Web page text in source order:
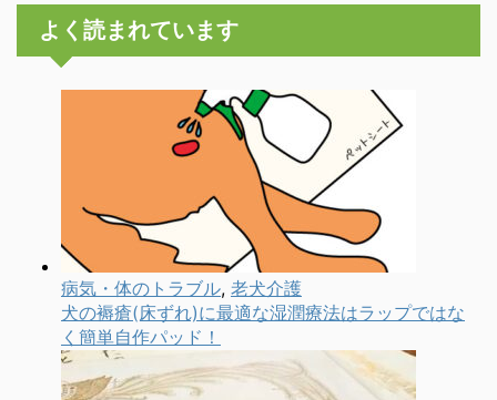
よく読まれています